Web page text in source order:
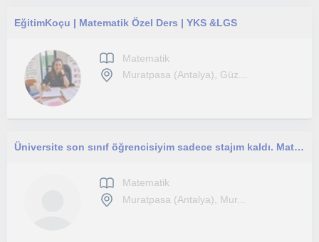
EğitimKoçu | Matematik Özel Ders | YKS &LGS
Matematik
Muratpasa (Antalya), Güz...
Üniversite son sınıf öğrencisiyim sadece stajım kaldı. Matematiğim iyidir ilkokul, ortaokul ve lise öğrencilerine ders verebilirim
Matematik
Muratpasa (Antalya), Mur...